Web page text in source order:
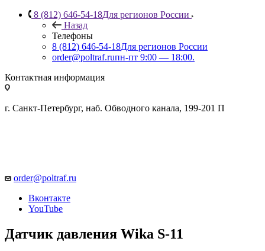
8 (812) 646-54-18Для регионов России
Назад
Телефоны
8 (812) 646-54-18Для регионов России
order@poltraf.ruпн-пт 9:00 — 18:00.
Контактная информация
г. Санкт-Петербург, наб. Обводного канала, 199-201 П
order@poltraf.ru
Вконтакте
YouTube
Датчик давления Wika S-11